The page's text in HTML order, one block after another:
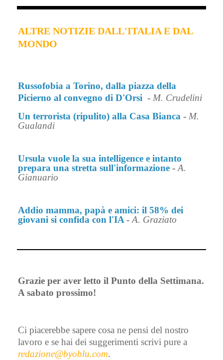
ALTRE NOTIZIE DALL'ITALIA E DAL
MONDO
Russofobia a Torino, dalla piazza della
Picierno al convegno di D'Orsi - M. Crudelini
Un terrorista (ripulito) alla Casa Bianca - M.
Gualandi
Ursula vuole la sua intelligence e intanto
prepara una stretta sull'informazione - A.
Gianuario
Addio mamma, papà e amici: il 58% dei
giovani si confida con l'IA - A. Graziato
Grazie per aver letto il Punto della Settimana.
A sabato prossimo!
Ci piacerebbe sapere cosa ne pensi del nostro
lavoro e se hai dei suggerimenti scrivi pure a
redazione@byoblu.com.